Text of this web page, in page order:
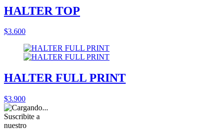
HALTER TOP
$3.600
HALTER FULL PRINT
$3.900
Suscribite a
nuestro